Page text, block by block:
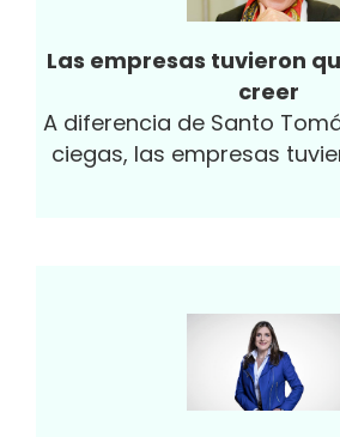
Las empresas tuvieron
creer
A diferencia de Santo
ciegas, las empresas
entendían hasta antes de
Tuvieron que
las jornadas
la oficina. ¡Las empresas